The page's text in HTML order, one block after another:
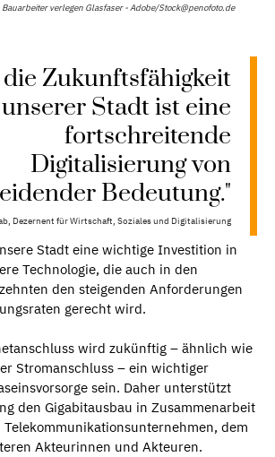
Bauarbeiter verlegen Glasfaser - Adobe/Stock@penofoto.de
Zukunftsfähigkeit
unserer Stadt ist eine
fortschreitende
Digitalisierung von
Bedeutung."
Dezernent für Wirtschaft, Soziales und Digitalisierung
Stadt eine wichtige Investition in
Technologie, die auch in den
den steigenden Anforderungen
gerecht wird.
wird zukünftig – ähnlich wie
Stromanschluss – ein wichtiger
sein. Daher unterstützt
den Gigabitausbau in Zusammenarbeit
dem
Akteurinnen und Akteuren.